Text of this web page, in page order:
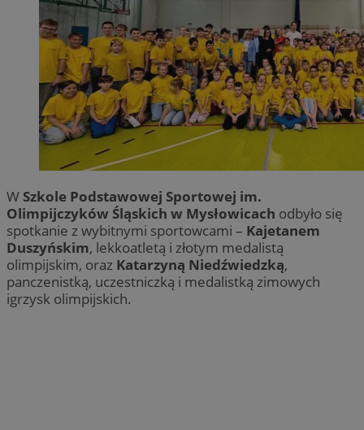
W Szkole Podstawowej Sportowej im.
Olimpijczyków Śląskich w Mysłowicach odbyło się
spotkanie z wybitnymi sportowcami – Kajetanem
Duszyńskim, lekkoatletą i złotym medalistą
olimpijskim, oraz Katarzyną Niedźwiedzką,
panczenistką, uczestniczką i medalistką zimowych
igrzysk olimpijskich.